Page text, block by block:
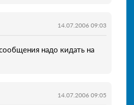
14.07.2006 09:03
надо кидать на
14.07.2006 09:05